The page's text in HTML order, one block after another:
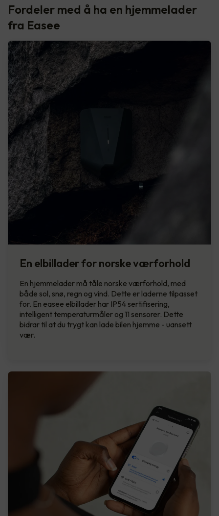
Fordeler med å ha en hjemmelader
fra Easee
En elbillader for norske værforhold
En hjemmelader må tåle norske værforhold, med
både sol, snø, regn og vind. Dette er laderne tilpasset
for. En easee elbillader har IP54 sertifisering,
intelligent temperaturmåler og 11 sensorer. Dette
bidrar til at du trygt kan lade bilen hjemme - uansett
vær.